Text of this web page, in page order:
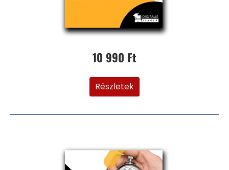
10 990 Ft
Részletek